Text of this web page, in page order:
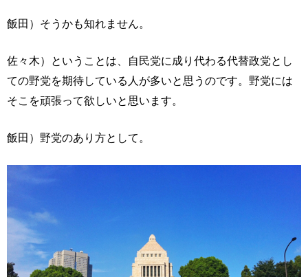
飯田）そうかも知れません。
佐々木）ということは、自民党に成り代わる代替政党とし
ての野党を期待している人が多いと思うのです。野党には
そこを頑張って欲しいと思います。
飯田）野党のあり方として。